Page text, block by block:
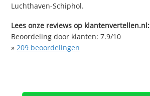
Luchthaven-Schiphol.
Lees onze reviews op klantenvertellen.nl:
Beoordeling door klanten:7.9/10
» 209 beoordelingen